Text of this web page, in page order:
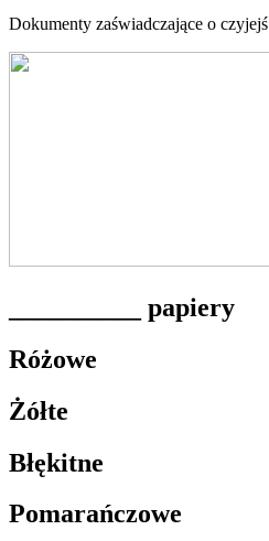
Dokumenty zaświadczające o
__________ papiery
Różowe
Żółte
Błękitne
Pomarańczowe